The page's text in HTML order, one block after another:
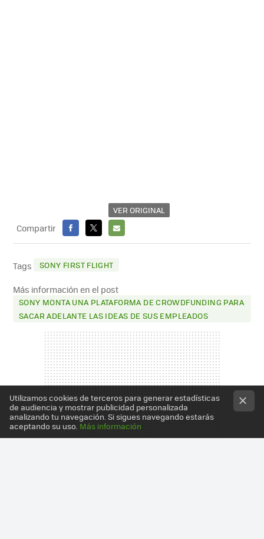
VER ORIGINAL
Compartir
FACEBOOK
X
E-
MAIL
Tags SONY FIRST FLIGHT
Más información en el post
SONY MONTA UNA PLATAFORMA DE CROWDFUNDING PARA
SACAR ADELANTE LAS IDEAS DE SUS EMPLEADOS
Utilizamos cookies de terceros para generar estadísticas
de audiencia y mostrar publicidad personalizada
analizando tu navegación. Si sigues navegando estarás
aceptando su uso. Más información